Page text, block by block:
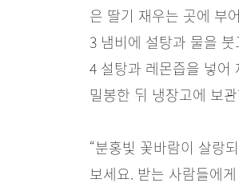
은 딸기 재우는 곳에 부
3 냄비에 설탕과 물을
4 설탕과 레몬즙을 넣어
밀봉한 뒤 냉장고에 보
“분홍빛 꽃바람이 살랑
보세요. 받는 사람들에